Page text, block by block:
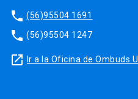
phone (56)95504 1691
phone (56)95504 1247
launch Ir a la Oficina de Ombuds